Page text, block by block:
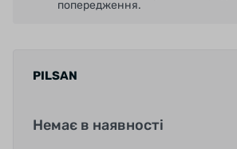
попередження.
PILSAN
Немає в наявності